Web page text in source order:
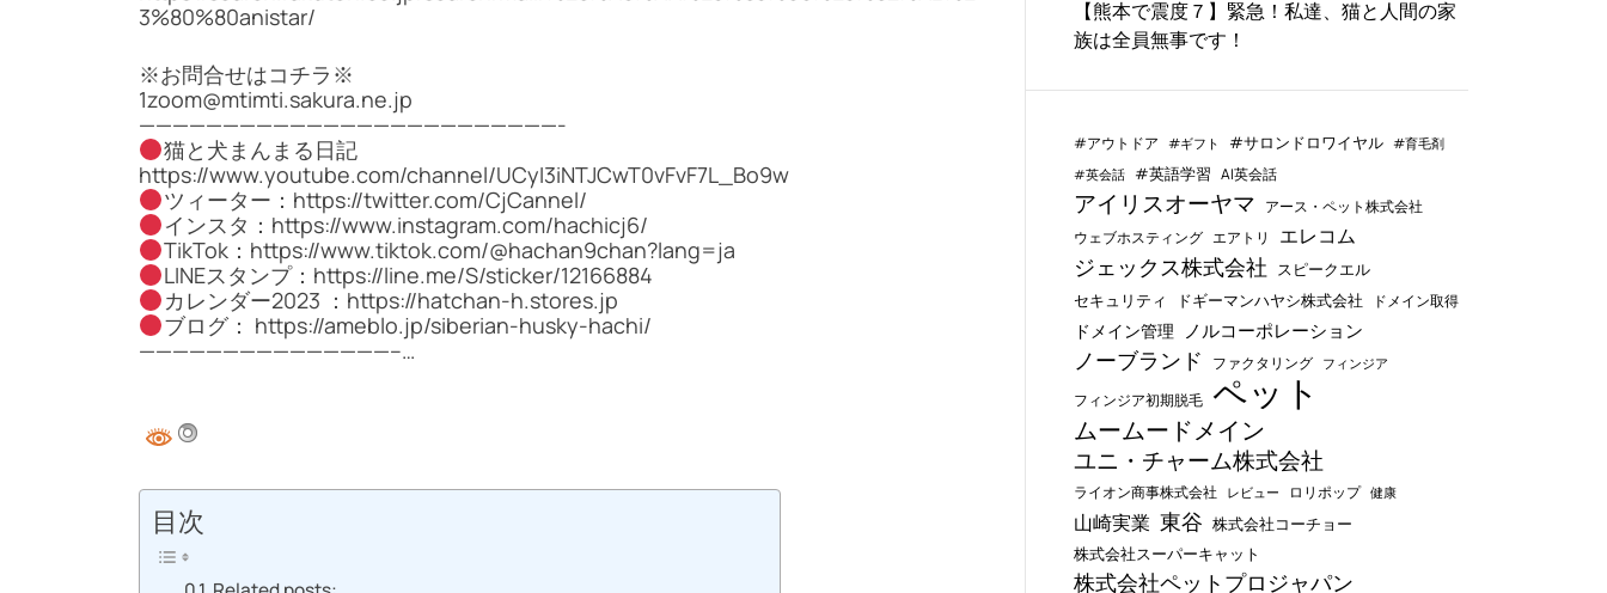
3%80%80anistar/
※お問合せはコチラ※
1zoom@mtimti.sakura.ne.jp
—————————————————————————-
猫と犬まんまる日記
https://www.youtube.com/channel/UCyI3iNTJCwT0vFvF7L_Bo9w
ツィーター：https://twitter.com/CjCannel/
インスタ：https://www.instagram.com/hachicj6/
TikTok：https://www.tiktok.com/@hachan9chan?lang=ja
LINEスタンプ：https://line.me/S/sticker/12166884
カレンダー2023 ：https://hatchan-h.stores.jp
ブログ： https://ameblo.jp/siberian-husky-hachi/
———————————————–…
目次
【熊本で震度７】緊急！私達、猫と人間の家
族は全員無事です！
#アウトドア #ギフト #サロンドロワイヤル #育毛剤
#英会話 #英語学習 AI英会話
アイリスオーヤマ アース・ペット株式会社
ウェブホスティング エアトリ エレコム
ジェックス株式会社 スピークエル
セキュリティ ドギーマンハヤシ株式会社 ドメイン取得
ドメイン管理 ノルコーポレーション
ノーブランド ファクタリング フィンジア
フィンジア初期脱毛 ペット
ムームードメイン
ユニ・チャーム株式会社
ライオン商事株式会社 レビュー ロリポップ 健康
山崎実業 東谷 株式会社コーチョー
株式会社スーパーキャット
株式会社ペットプロジャパン